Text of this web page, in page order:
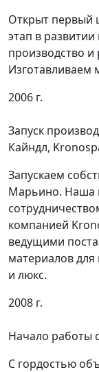
Открыт первый
этап в
производство
Изготавливаем
2006 г.
Запуск
Кайндл,
Запускаем
Марьино. Наша
компанией
ведущими
материалов
и люкс.
2008 г.
Начало работы
С гордостью